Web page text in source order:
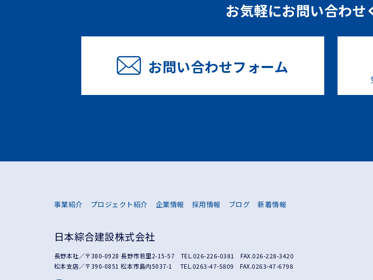
お気軽にお問い合わせ
お問い合わせフォーム
事業紹介 プロジェクト紹介 企業情報 採用情報 ブログ 新着情報
日本綜合建設株式会社
長野本社／〒380-0928 長野市若里2-15-57 TEL.026-226-0381
FAX.026-228-3420
松本支店／〒390-0851 松本市島内5037-1 TEL.0263-47-5809 FAX.0263-47-6798